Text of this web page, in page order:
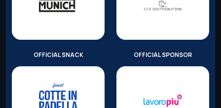
OFFICIAL SNACK OFFICIAL SPONSOR